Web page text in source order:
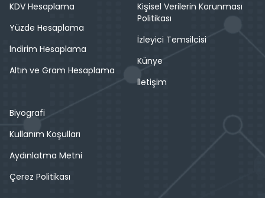
KDV Hesaplama
Yüzde Hesaplama
İndirim Hesaplama
Altın ve Gram Hesaplama
Kişisel Verilerin Korunması
Politikası
İzleyici Temsilcisi
Künye
İletişim
Biyografi
Kullanım Koşulları
Aydınlatma Metni
Çerez Politikası